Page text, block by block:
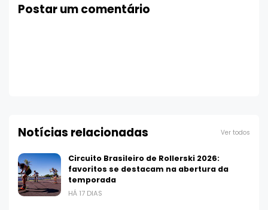
Postar um comentário
Notícias relacionadas Ver todos
Circuito Brasileiro de Rollerski 2026:
favoritos se destacam na abertura da
temporada
HÁ 17 DIAS